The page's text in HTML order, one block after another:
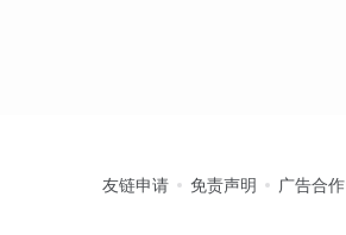
友链申请 免责声明 广告合作